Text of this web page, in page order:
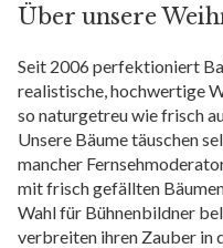
Über unsere
Seit 2006 perfektioniert
realistische, hochwertige
so naturgetreu wie frisch
Unsere Bäume täuschen
mancher
mit frisch gefällten
Wahl für Bühnenbildner
verbreiten ihren Zauber in